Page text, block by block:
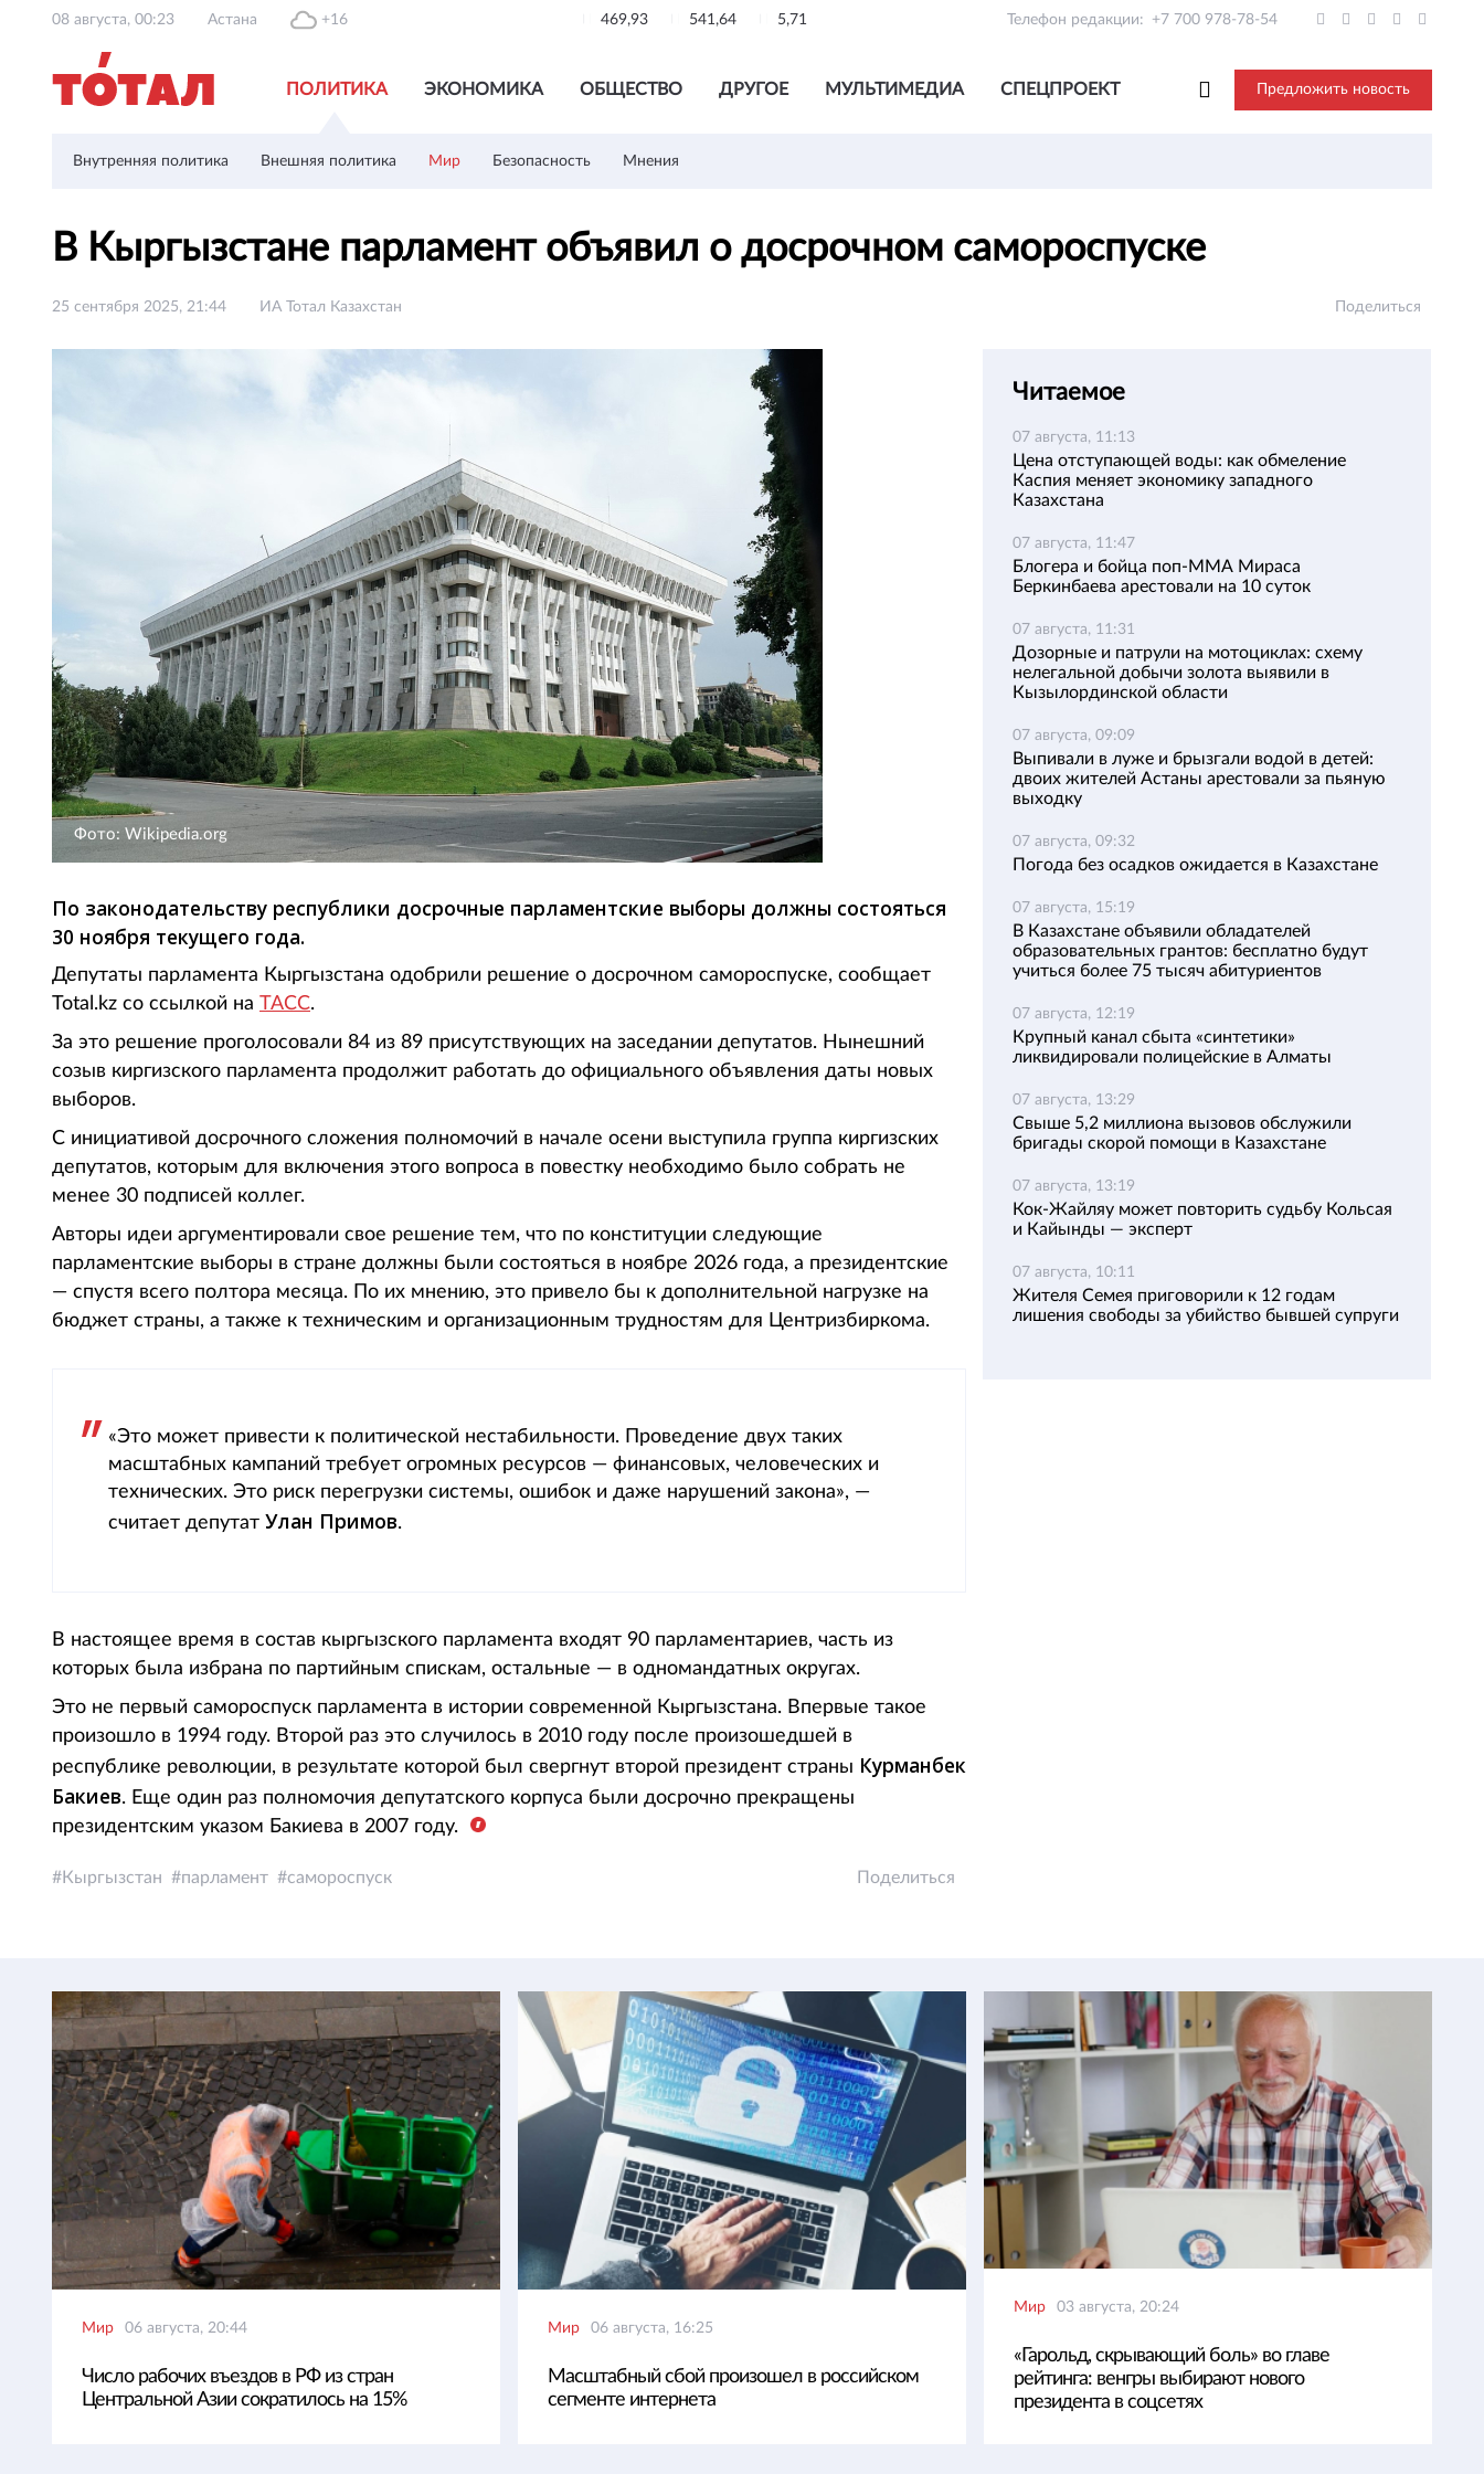
08 августа, 00:23 Астана +16 469,93 541,64 5,71 Телефон редакции: +7 700 978-78-54
ПОЛИТИКА ЭКОНОМИКА ОБЩЕСТВО ДРУГОЕ МУЛЬТИМЕДИА СПЕЦПРОЕКТ Предложить новость
Внутренняя политика Внешняя политика Мир Безопасность Мнения
В Кыргызстане парламент объявил о досрочном самороспуске
25 сентября 2025, 21:44 ИА Тотал Казахстан Поделиться
Фото: Wikipedia.org
По законодательству республики досрочные парламентские выборы должны состояться
30 ноября текущего года.
Депутаты парламента Кыргызстана одобрили решение о досрочном самороспуске, сообщает
Total.kz со ссылкой на ТАСС.
За это решение проголосовали 84 из 89 присутствующих на заседании депутатов. Нынешний
созыв киргизского парламента продолжит работать до официального объявления даты новых
выборов.
С инициативой досрочного сложения полномочий в начале осени выступила группа киргизских
депутатов, которым для включения этого вопроса в повестку необходимо было собрать не
менее 30 подписей коллег.
Авторы идеи аргументировали свое решение тем, что по конституции следующие
парламентские выборы в стране должны были состояться в ноябре 2026 года, а президентские
— спустя всего полтора месяца. По их мнению, это привело бы к дополнительной нагрузке на
бюджет страны, а также к техническим и организационным трудностям для Центризбиркома.
«Это может привести к политической нестабильности. Проведение двух таких
масштабных кампаний требует огромных ресурсов — финансовых, человеческих и
технических. Это риск перегрузки системы, ошибок и даже нарушений закона», —
считает депутат Улан Примов.
В настоящее время в состав кыргызского парламента входят 90 парламентариев, часть из
которых была избрана по партийным спискам, остальные — в одномандатных округах.
Это не первый самороспуск парламента в истории современной Кыргызстана. Впервые такое
произошло в 1994 году. Второй раз это случилось в 2010 году после произошедшей в
республике революции, в результате которой был свергнут второй президент страны Курманбек
Бакиев. Еще один раз полномочия депутатского корпуса были досрочно прекращены
президентским указом Бакиева в 2007 году.
Кыргызстан парламент самороспуск Поделиться
Читаемое
07 августа, 11:13
Цена отступающей воды: как обмеление
Каспия меняет экономику западного
Казахстана
07 августа, 11:47
Блогера и бойца поп-ММА Мираса
Беркинбаева арестовали на 10 суток
07 августа, 11:31
Дозорные и патрули на мотоциклах: схему
нелегальной добычи золота выявили в
Кызылординской области
07 августа, 09:09
Выпивали в луже и брызгали водой в детей:
двоих жителей Астаны арестовали за пьяную
выходку
07 августа, 09:32
Погода без осадков ожидается в Казахстане
07 августа, 15:19
В Казахстане объявили обладателей
образовательных грантов: бесплатно будут
учиться более 75 тысяч абитуриентов
07 августа, 12:19
Крупный канал сбыта «синтетики»
ликвидировали полицейские в Алматы
07 августа, 13:29
Свыше 5,2 миллиона вызовов обслужили
бригады скорой помощи в Казахстане
07 августа, 13:19
Кок-Жайляу может повторить судьбу Кольсая
и Кайынды — эксперт
07 августа, 10:11
Жителя Семея приговорили к 12 годам
лишения свободы за убийство бывшей супруги
Мир 06 августа, 20:44
Число рабочих въездов в РФ из стран
Центральной Азии сократилось на 15%
Мир 06 августа, 16:25
Масштабный сбой произошел в российском
сегменте интернета
Мир 03 августа, 20:24
«Гарольд, скрывающий боль» во главе
рейтинга: венгры выбирают нового
президента в соцсетях